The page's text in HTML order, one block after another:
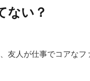
ない？
友人が仕事でコアなフ